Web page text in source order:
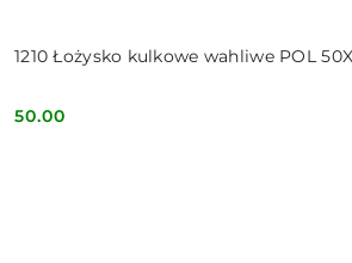
1210 Łożysko kulkowe wahliwe POL
Cena:
50.00